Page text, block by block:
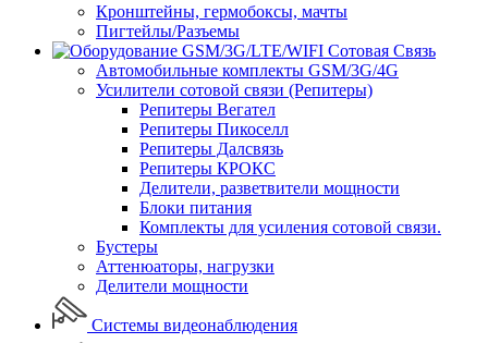
Кронштейны, гермобоксы, мачты
Пигтейлы/Разъемы
Сотовая Связь
Автомобильные комплекты GSM/3G/4G
Усилители сотовой связи (Репитеры)
Репитеры Вегател
Репитеры Пикоселл
Репитеры Далсвязь
Репитеры КРОКС
Делители, разветвители мощности
Блоки питания
Комплекты для усиления сотовой связи.
Бустеры
Аттенюаторы, нагрузки
Делители мощности
Системы видеонаблюдения